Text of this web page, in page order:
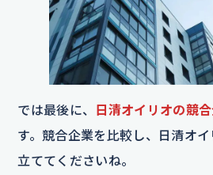
では最後に、 日清オイリオの競
す。競合企業を比較し、日清オ
立ててくださいね。